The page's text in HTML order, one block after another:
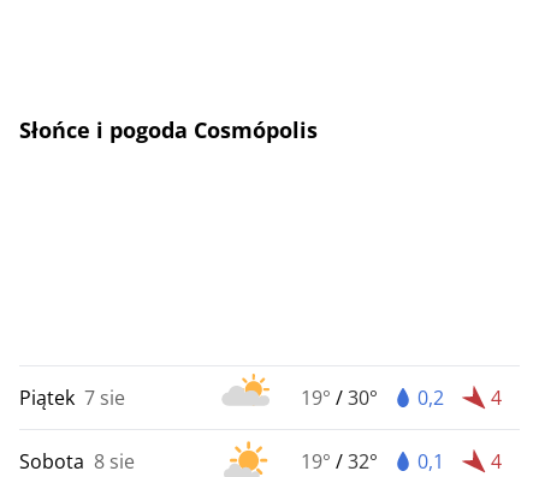
Słońce i pogoda Cosmópolis
Piątek 7 sie 19° /30° 0,2 4
Sobota 8 sie 19° /32° 0,1 4